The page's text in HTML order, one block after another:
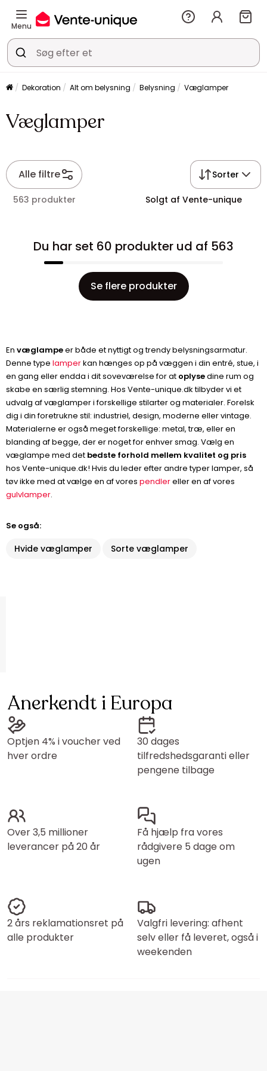
Menu
Dekoration Alt om belysning Belysning Væglamper
Væglamper
Alle filtre Sorter
563 produkter Solgt af Vente-unique
Du har set 60 produkter ud af 563
Se flere produkter
En væglampeer både et nyttigt og trendy belysningsarmatur.
Denne type lamperkan hænges op på væggen i din entré, stue, i
en gang eller endda i dit soveværelse for at oplysedine rum og
skabe en særlig stemning. Hos Vente-unique.dk tilbyder vi et
udvalg af væglamper i forskellige stilarter og materialer. Forelsk
dig i din foretrukne stil: industriel, design, moderne eller vintage.
Materialerne er også meget forskellige: metal, træ, eller en
blanding af begge, der er noget for enhver smag. Vælg en
væglampe med det bedste forhold mellem kvalitet og pris
hos Vente-unique.dk! Hvis du leder efter andre typer lamper, så
tøv ikke med at vælge en af vores pendlereller en af vores
gulvlamper.
Se også:
Hvide væglamper Sorte væglamper
Anerkendt i Europa
Optjen 4% i voucher ved
hver ordre
30 dages
tilfredshedsgaranti eller
pengene tilbage
Over 3,5 millioner
leverancer på 20 år
Få hjælp fra vores
rådgivere 5 dage om
ugen
2 års reklamationsret på
alle produkter
Valgfri levering: afhent
selv eller få leveret, også i
weekenden